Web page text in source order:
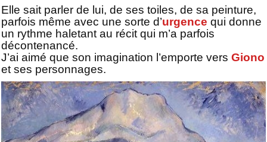
Elle sait parler de lui, de ses toiles, de sa peinture,
parfois même avec une sorte d’urgence qui donne
un rythme haletant au récit qui m’a parfois
décontenancé.
J’ai aimé que son imagination l’emporte vers Giono
et ses personnages.